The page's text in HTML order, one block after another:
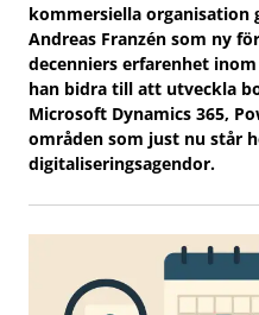
kommersiella organisation
Andreas Franzén som ny
decenniers erfarenhet
han bidra till att utveckla
Microsoft Dynamics 365,
områden som just nu står
digitaliseringsagendor.